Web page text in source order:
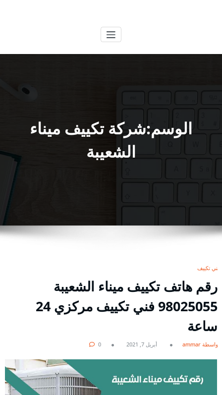
الوسم:شركة تكييف ميناء
الشعيبة
فني تكييف
رقم هاتف تكييف ميناء الشعيبة
98025055 فني تكييف مركزي 24
ساعة
بواسطة ammar أبريل 7, 2021 0